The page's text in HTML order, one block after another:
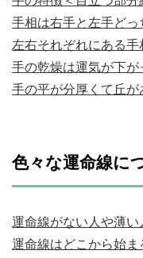
手相は右手と左手どっ
左右それぞれにある手
手の乾燥は運気が下が
手の平が分厚くて丘が
色々な運命線に
運命線がない人や薄い
運命線はどこから始